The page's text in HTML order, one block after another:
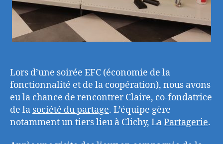
Lors d’une soirée EFC (économie de la
fonctionnalité et de la coopération), nous avons
eu la chance de rencontrer Claire, co-fondatrice
de la société du partage. L’équipe gère
notamment un tiers lieu à Clichy, LaPartagerie.